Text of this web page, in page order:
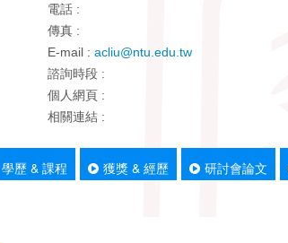
電話 :
傳真 :
E-mail : acliu@ntu.edu.tw
諮詢時段 :
個人網頁 :
相關連結 :
學歷 & 課程 獲獎 & 經歷 研討會論文